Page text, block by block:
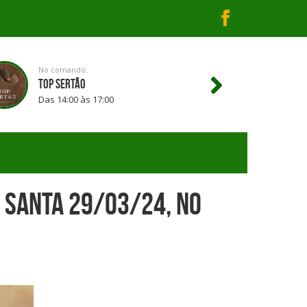
No comando:
TOP SERTÃO
Das 14:00 às 17:00
29/03/24, no